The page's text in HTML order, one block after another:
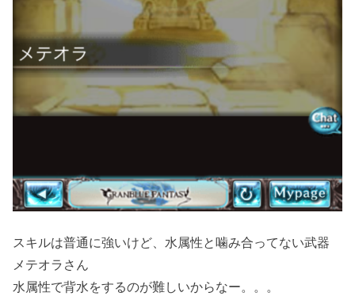
スキルは普通に強いけど、水属性と噛み合ってない武器
メテオラさん
水属性で背水をするのが難しいからなー。。。